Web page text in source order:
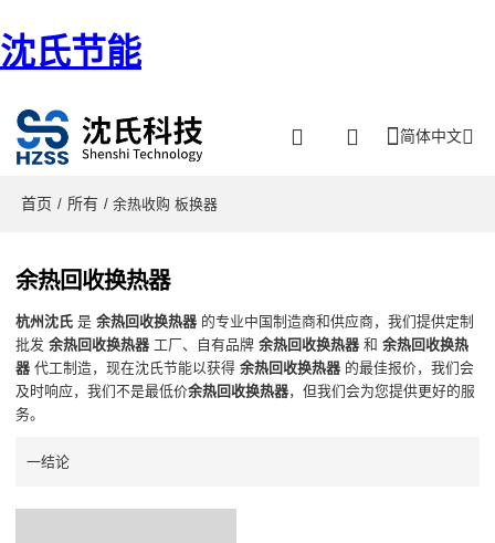
沈氏节能
简体中文
首页 / 所有 / 余热收购 板换器
余热回收换热器
杭州沈氏 是余热回收换热器 的专业中国制造商和供应商，我们提供定制
批发余热回收换热器 工厂、自有品牌余热回收换热器 和余热回收换热
器 代工制造，现在沈氏节能以获得余热回收换热器 的最佳报价，我们会
及时响应，我们不是最低价余热回收换热器，但我们会为您提供更好的服
务。
一结论